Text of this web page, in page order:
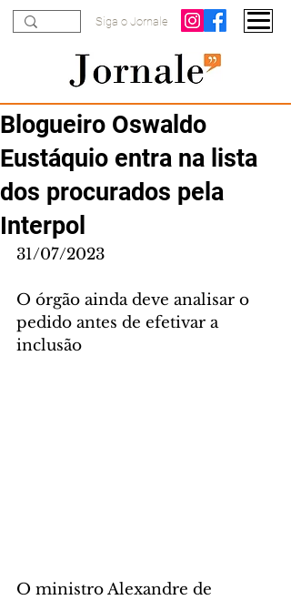
Siga o Jornale
Blogueiro Oswaldo
Eustáquio entra na lista
dos procurados pela
Interpol
31/07/2023
O órgão ainda deve analisar o
pedido antes de efetivar a
inclusão
O ministro Alexandre de